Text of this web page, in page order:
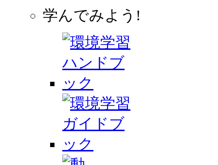
学んでみよう!